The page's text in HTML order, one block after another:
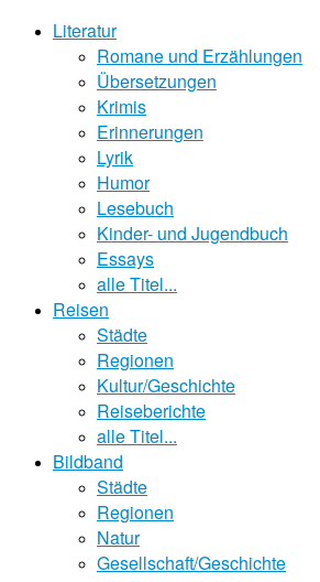
Literatur
Romane und Erzählungen
Übersetzungen
Krimis
Erinnerungen
Lyrik
Humor
Lesebuch
Kinder- und Jugendbuch
Essays
alle Titel...
Reisen
Städte
Regionen
Kultur/Geschichte
Reiseberichte
alle Titel...
Bildband
Städte
Regionen
Natur
Gesellschaft/Geschichte